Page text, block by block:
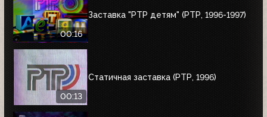
00:16
Заставка "РТР детям" (РТР, 1996-1997)
00:13
Статичная заставка (РТР, 1996)